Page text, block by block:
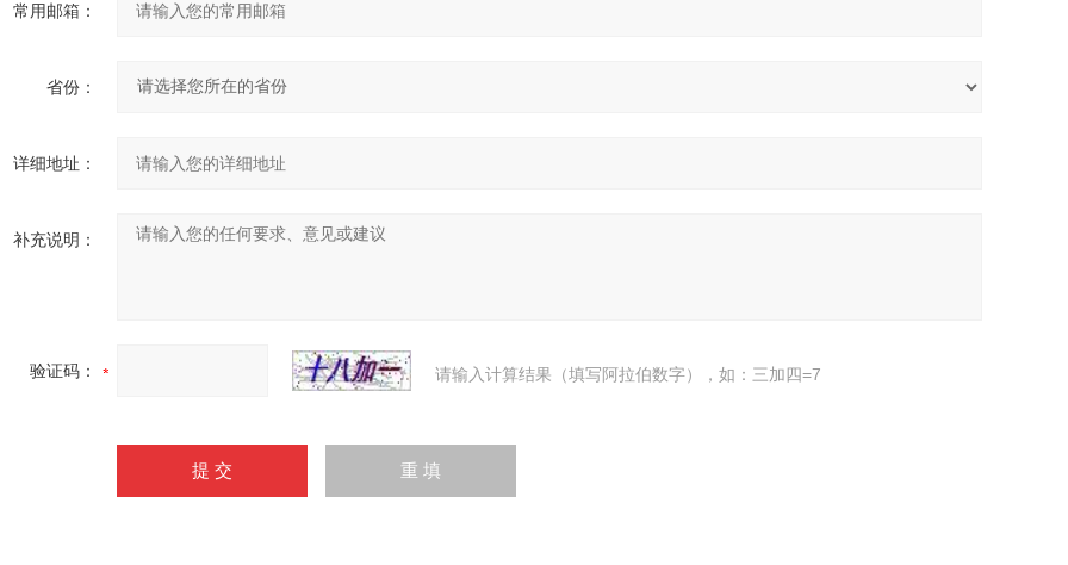
常用邮箱：
省份：
详细地址：
补充说明：
验证码： 请输入计算结果（填写阿拉伯数字），如：三加四=7